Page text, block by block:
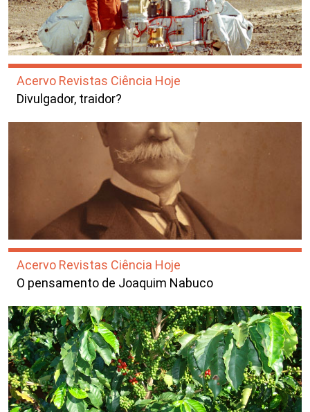
Acervo Revistas Ciência Hoje
Divulgador, traidor?
Acervo Revistas Ciência Hoje
O pensamento de Joaquim Nabuco